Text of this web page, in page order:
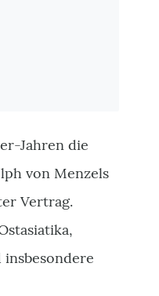
Jahren die
von Menzels
Vertrag.